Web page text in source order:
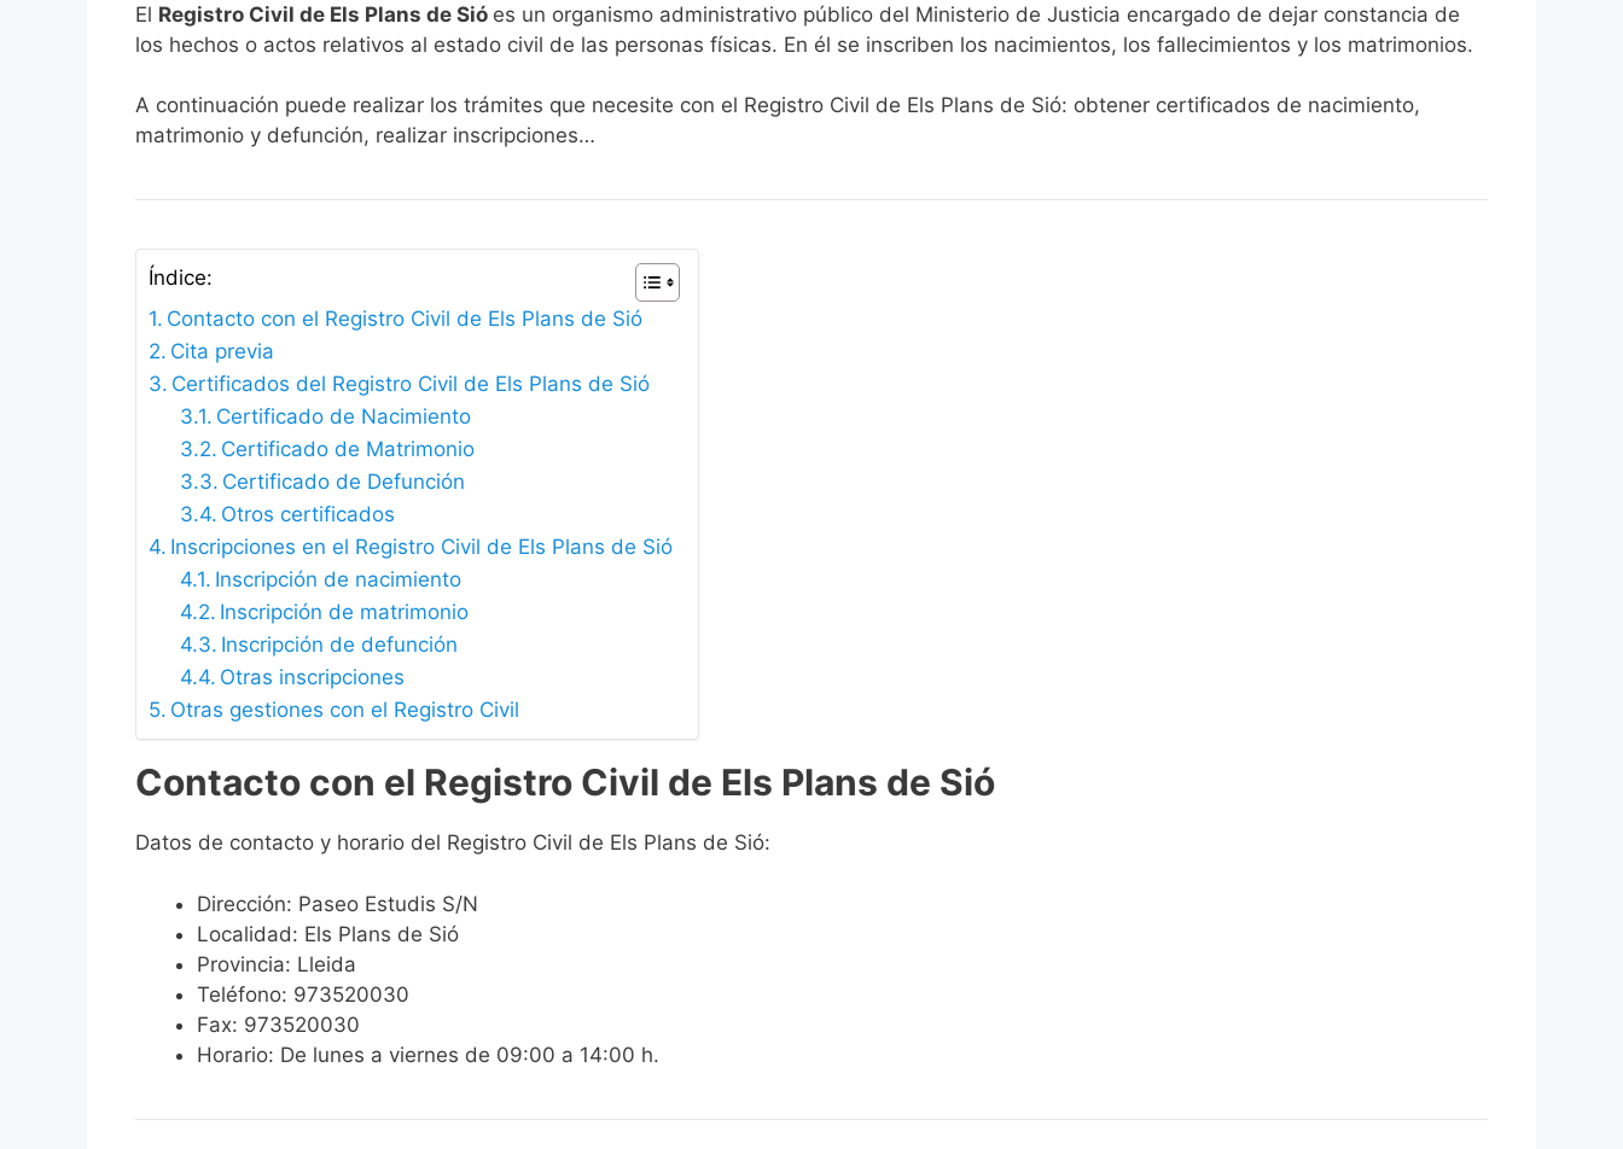
El Registro Civil de Els Plans de Sió es un organismo administrativo público del Ministerio de Justicia encargado de dejar constancia de
los hechos o actos relativos al estado civil de las personas físicas. En él se inscriben los nacimientos, los fallecimientos y los matrimonios.
A continuación puede realizar los trámites que necesite con el Registro Civil de Els Plans de Sió: obtener certificados de nacimiento,
matrimonio y defunción, realizar inscripciones…
Índice:
Contacto con el Registro Civil de Els Plans de Sió
Cita previa
Certificados del Registro Civil de Els Plans de Sió
Certificado de Nacimiento
Certificado de Matrimonio
Certificado de Defunción
Otros certificados
Inscripciones en el Registro Civil de Els Plans de Sió
Inscripción de nacimiento
Inscripción de matrimonio
Inscripción de defunción
Otras inscripciones
Otras gestiones con el Registro Civil
Contacto con el Registro Civil de Els Plans de Sió
Datos de contacto y horario del Registro Civil de Els Plans de Sió:
Dirección: Paseo Estudis S/N
Localidad: Els Plans de Sió
Provincia: Lleida
Teléfono: 973520030
Fax: 973520030
Horario: De lunes a viernes de 09:00 a 14:00 h.